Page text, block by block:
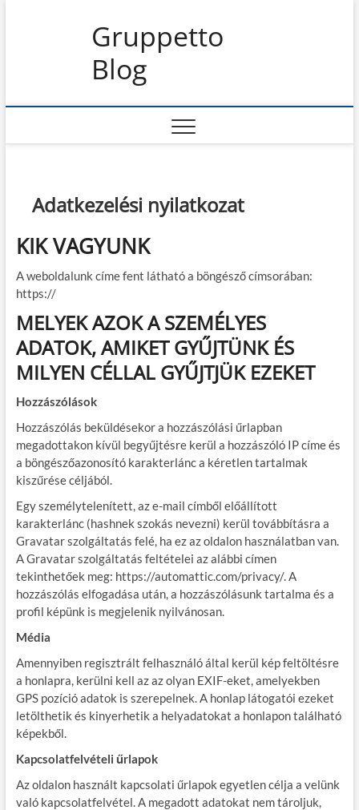
Gruppetto
Blog
Adatkezelési nyilatkozat
KIK VAGYUNK
A weboldalunk címe fent látható a böngésző címsorában:
https://
MELYEK AZOK A SZEMÉLYES
ADATOK, AMIKET GYŰJTÜNK ÉS
MILYEN CÉLLAL GYŰJTJÜK EZEKET
Hozzászólások
Hozzászólás beküldésekor a hozzászólási űrlapban
megadottakon kívül begyűjtésre kerül a hozzászóló IP címe és
a böngészőazonosító karakterlánc a kéretlen tartalmak
kiszűrése céljából.
Egy személytelenített, az e-mail címből előállított
karakterlánc (hashnek szokás nevezni) kerül továbbításra a
Gravatar szolgáltatás felé, ha ez az oldalon használatban van.
A Gravatar szolgáltatás feltételei az alábbi címen
tekinthetőek meg: https://automattic.com/privacy/. A
hozzászólás elfogadása után, a hozzászólásunk tartalma és a
profil képünk is megjelenik nyilvánosan.
Média
Amennyiben regisztrált felhasználó által kerül kép feltöltésre
a honlapra, kerülni kell az az olyan EXIF-eket, amelyekben
GPS pozíció adatok is szerepelnek. A honlap látogatói ezeket
letölthetik és kinyerhetik a helyadatokat a honlapon található
képekből.
Kapcsolatfelvételi űrlapok
Az oldalon használt kapcsolati űrlapok egyetlen célja a velünk
való kapcsolatfelvétel. A megadott adatokat nem tároljuk,